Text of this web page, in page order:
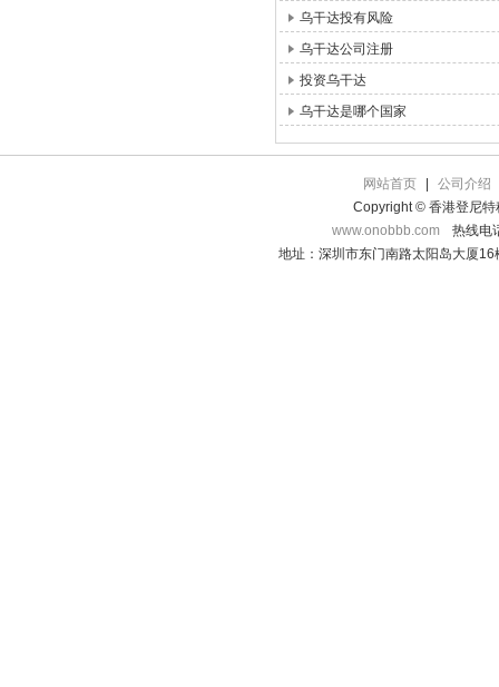
乌干达投有风险
乌干达公司注册
投资乌干达
乌干达是哪个国家
网站首页
公司介绍
Copyright © 香港登尼特
www.onobbb.com
热线电
地址：深圳市东门南路太阳岛大厦